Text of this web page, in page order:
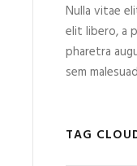
Nulla vitae
elit libero, a
pharetra
sem
TAG